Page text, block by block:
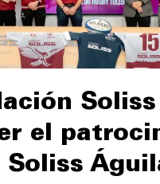
el
Soliss